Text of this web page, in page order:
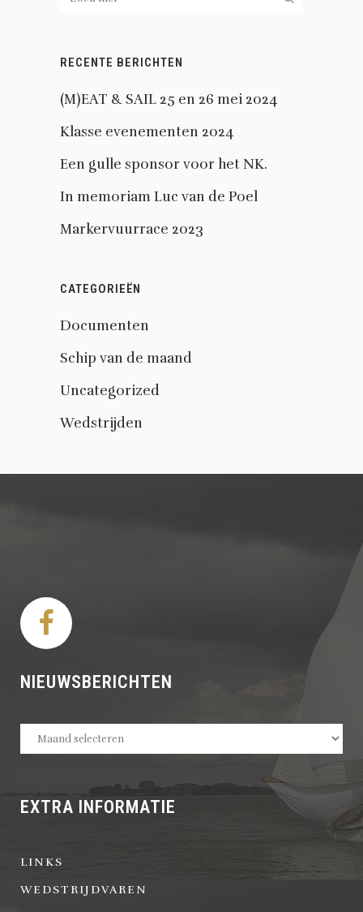
RECENTE BERICHTEN
(M)EAT & SAIL 25 en 26 mei 2024
Klasse evenementen 2024
Een gulle sponsor voor het NK.
In memoriam Luc van de Poel
Markervuurrace 2023
CATEGORIEËN
Documenten
Schip van de maand
Uncategorized
Wedstrijden
NIEUWSBERICHTEN
Nieuwsberichten
EXTRA INFORMATIE
LINKS
WEDSTRIJDVAREN